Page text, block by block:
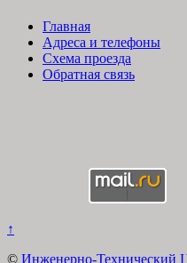
Главная
Адреса и телефоны
Схема проезда
Обратная связь
↑
© Инженерно-Технический